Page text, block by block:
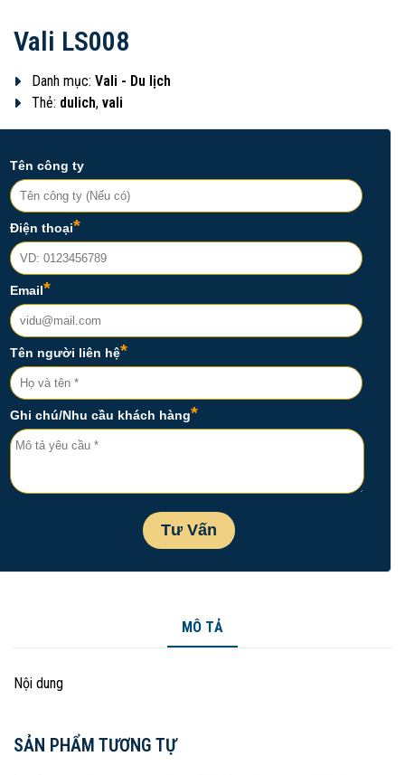
Vali LS008
Danh mục: Vali - Du lịch
Thẻ: dulich, vali
MÔ TẢ
Nội dung
SẢN PHẨM TƯƠNG TỰ